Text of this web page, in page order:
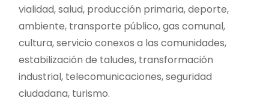
vialidad, salud, producción primaria, deporte,
ambiente, transporte público, gas comunal,
cultura, servicio conexos a las comunidades,
estabilización de taludes, transformación
industrial, telecomunicaciones, seguridad
ciudadana, turismo.